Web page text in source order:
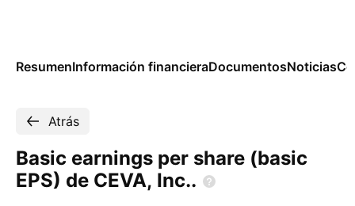
ResumenInformación financieraDocumentosNoticias
Atrás
Basic earnings per share (basic
EPS) de CEVA, Inc..